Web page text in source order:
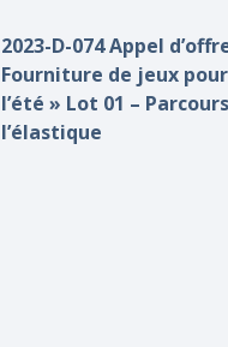
2023-D-074 Appel
Fourniture de jeux pour
l’été » Lot 01 –
l’élastique